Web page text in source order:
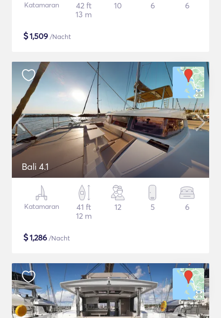
Katamaran
42 ft
13 m
10 6 6
$1,509 /Nacht
Bali 4.1
Katamaran
41 ft
12 m
12 5 6
$1,286 /Nacht